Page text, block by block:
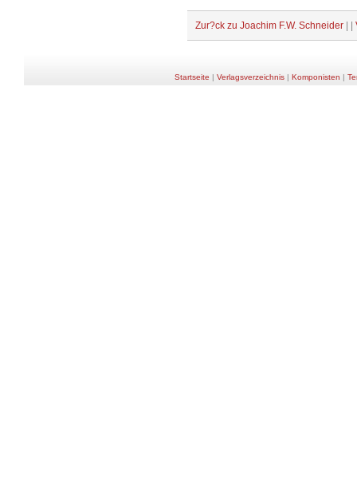
Zur?ck zu Joachim F.W. Schneider
Startseite | Verlagsverzeichnis| Komponisten |